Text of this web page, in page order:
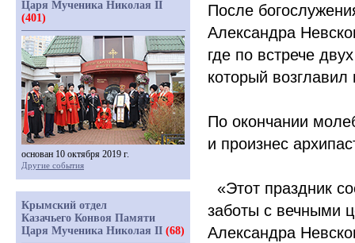
После
Александра
где по встрече
который
По окончании
и произнес
«Этот праздник
заботы с вечными
Александра
Царя Мученика Николая II
(401)
основан 10 октября 2019 г.
Другие события
Крымский отдел
Казачьего Конвоя Памяти
Царя Мученика Николая II (68)